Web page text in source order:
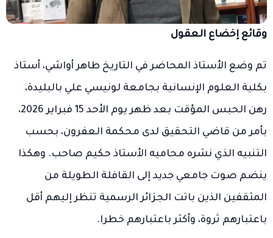
وقائع إخضاع العقول
تم وضع الأستاذ المحاضر في التاريخ طاهر أواشي، أستاذ
بكلية العلوم الإنسانية بجامعة لونيسي علي بالبليدة،
رهن الحبس المؤقت بعد ظهر يوم الأحد 15 فبراير 2026،
بأمر من قاضي التحقيق لدى محكمة العفرون، بحسب
التنبيه الذي نشره محاميه الأستاذ حكيم صاحب. وهكذا
ينضم صوت جامعي جديد إلى القافلة الطويلة من
المثقفين الذين باتت الجزائر الرسمية تنظر إليهم أقل
باعتبارهم ثروة، وأكثر باعتبارهم خطرا.